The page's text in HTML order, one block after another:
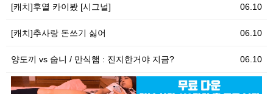
06.10
[캐치]후열 카이봤 [시그널]
06.10
[캐치]추사랑 돈쓰기 싫어
06.10
양도끼 vs 숩니 / 만식햄 : 진지한거야 지금?